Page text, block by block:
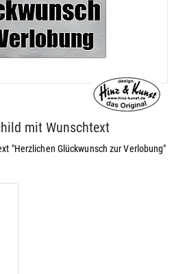
mit Wunschtext
"Herzlichen Glückwunsch zur Verlobung"